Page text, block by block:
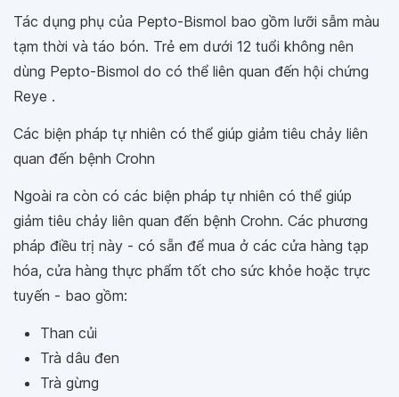
Tác dụng phụ của Pepto-Bismol bao gồm lưỡi sẫm màu
tạm thời và táo bón. Trẻ em dưới 12 tuổi không nên
dùng Pepto-Bismol do có thể liên quan đến hội chứng
Reye .
Các biện pháp tự nhiên có thể giúp giảm tiêu chảy liên
quan đến bệnh Crohn
Ngoài ra còn có các biện pháp tự nhiên có thể giúp
giảm tiêu chảy liên quan đến bệnh Crohn. Các phương
pháp điều trị này - có sẵn để mua ở các cửa hàng tạp
hóa, cửa hàng thực phẩm tốt cho sức khỏe hoặc trực
tuyến - bao gồm:
Than củi
Trà dâu đen
Trà gừng